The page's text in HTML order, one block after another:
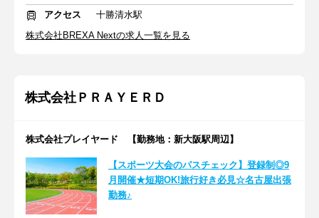
アクセス
十勝清水駅
株式会社BREXA Nextの求人一覧を見る
株式会社ＰＲＡＹＥＲＤ
株式会社プレイヤード 【勤務地：新大阪駅周辺】
【スポーツ大会のパスチェック】登録制◎9
月開催★短期OK!旅行好き必見☆名古屋出張
勤務♪